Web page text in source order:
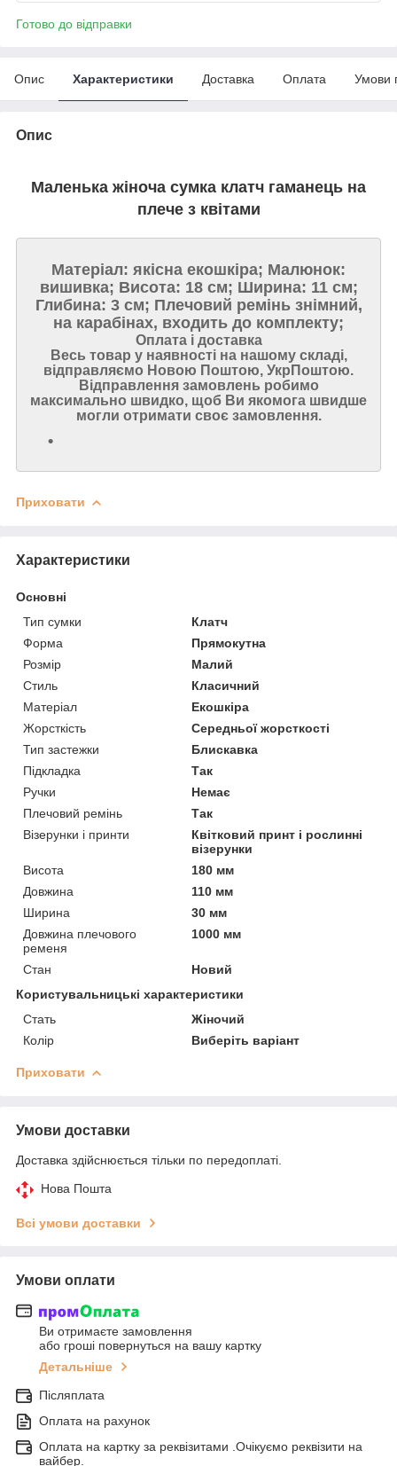
Готово до відправки
Опис Характеристики Доставка Оплата Умови
Опис
Маленька жіноча сумка клатч гаманець на
плече з квітами
Матеріал: якісна екошкіра; Малюнок:
вишивка; Висота: 18 см; Ширина: 11 см;
Глибина: 3 см; Плечовий ремінь знімний,
на карабінах, входить до комплекту;
Оплата і доставка
Весь товар у наявності на нашому складі,
відправляємо Новою Поштою, УкрПоштою.
Відправлення замовлень робимо
максимально швидко, щоб Ви якомога швидше
могли отримати своє замовлення.
Приховати
Характеристики
Основні
Тип сумки
Клатч
Форма
Прямокутна
Розмір
Малий
Стиль
Класичний
Матеріал
Екошкіра
Жорсткість
Середньої жорсткості
Тип застежки
Блискавка
Підкладка
Так
Ручки
Немає
Плечовий ремінь
Так
Візерунки і принти
Квітковий принт і рослинні
візерунки
Висота
180 мм
Довжина
110 мм
Ширина
30 мм
Довжина плечового
ременя
1000 мм
Стан
Новий
Користувальницькі характеристики
Стать
Жіночий
Колір
Виберіть варіант
Приховати
Умови доставки
Доставка здійснюється тільки по передоплаті.
Нова Пошта
Всі умови доставки
Умови оплати
Ви отримаєте замовлення
або гроші повернуться на вашу картку
Детальніше
Післяплата
Оплата на рахунок
Оплата на картку за реквізитами .Очікуємо реквізити на
вайбер.